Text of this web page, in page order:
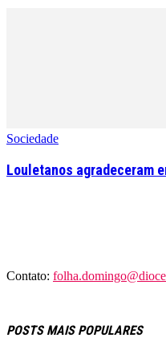
Sociedade
Louletanos agradeceram
Contato:
POSTS MAIS POPULARES